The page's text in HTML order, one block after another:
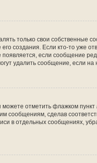
только свои собственные
создания. Если кто-то уже
если сообщение
удалить сообщение, если на
отметить флажком пункт
сообщениям, сделав
в отдельных сообщениях,